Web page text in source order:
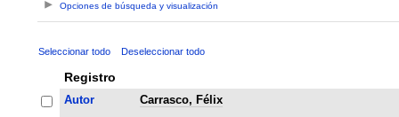
Opciones de búsqueda y visualización
Seleccionar todo Deseleccionar todo
Registro
Autor
Carrasco, Félix